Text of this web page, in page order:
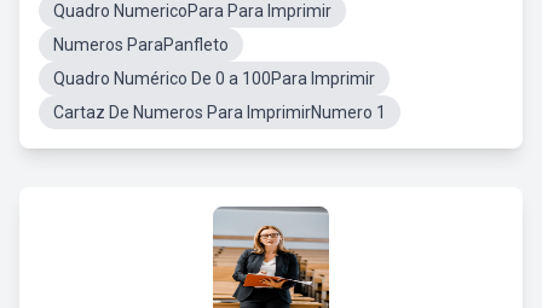
Quadro NumericoPara Para Imprimir
Numeros ParaPanfleto
Quadro Numérico De 0 a 100Para Imprimir
Cartaz De Numeros Para ImprimirNumero 1